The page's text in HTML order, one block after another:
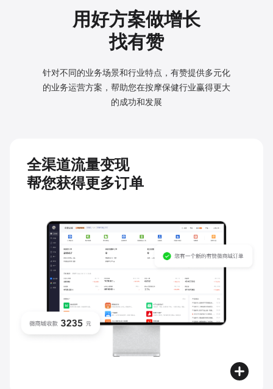
用好方案做增长
找有赞
针对不同的业务场景和行业特点，有赞提供多元化
的业务运营方案，帮助您在按摩保健行业赢得更大
的成功和发展
全渠道流量变现
帮您获得更多订单